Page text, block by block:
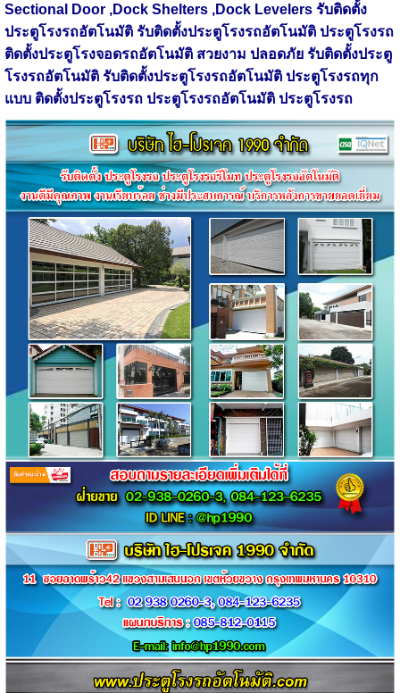
Sectional Door ,Dock Shelters ,Dock Levelers รับติดตั้ง
ประตูโรงรถอัตโนมัติ รับติดตั้งประตูโรงรถอัตโนมัติ ประตูโรงรถ
ติดตั้งประตูโรงจอดรถอัตโนมัติ สวยงาม ปลอดภัย รับติดตั้งประตู
โรงรถอัตโนมัติ รับติดตั้งประตูโรงรถอัตโนมัติ ประตูโรงรถทุก
แบบ ติดตั้งประตูโรงรถ ประตูโรงรถอัตโนมัติ ประตูโรงรถ